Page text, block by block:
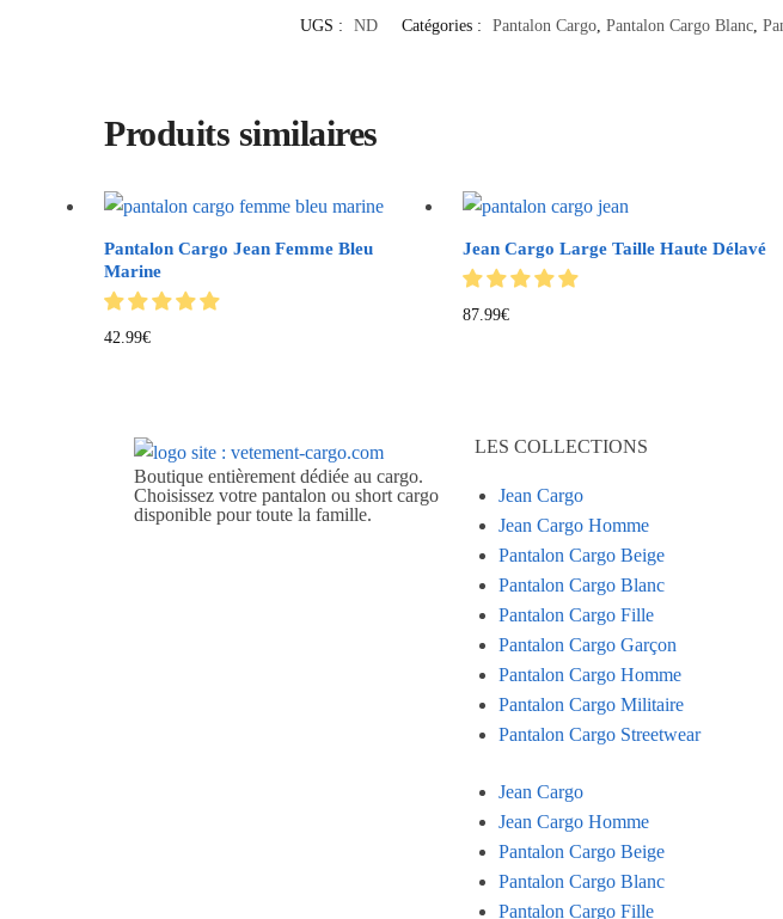
UGS : ND Catégories : Pantalon Cargo, Pantalon Cargo Blanc,
Produits similaires
Pantalon Cargo Jean Femme Bleu
Marine
42.99€
Jean Cargo Large Taille Haute Délavé
87.99€
Boutique entièrement dédiée au cargo.
Choisissez votre pantalon ou short cargo
disponible pour toute la famille.
LES COLLECTIONS
Jean Cargo
Jean Cargo Homme
Pantalon Cargo Beige
Pantalon Cargo Blanc
Pantalon Cargo Fille
Pantalon Cargo Garçon
Pantalon Cargo Homme
Pantalon Cargo Militaire
Pantalon Cargo Streetwear
Jean Cargo
Jean Cargo Homme
Pantalon Cargo Beige
Pantalon Cargo Blanc
Pantalon Cargo Fille